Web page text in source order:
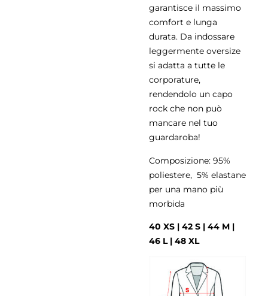
garantisce il massimo
comfort e lunga
durata. Da indossare
leggermente oversize
si adatta a tutte le
corporature,
rendendolo un capo
rock che non può
mancare nel tuo
guardaroba!
Composizione: 95%
poliestere, 5% elastane
per una mano più
morbida
40 XS | 42 S | 44 M |
46 L | 48 XL